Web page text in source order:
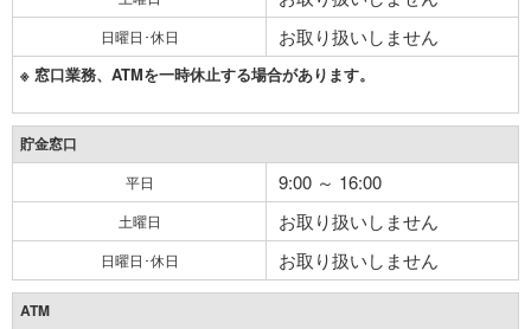
日曜日･休日 お取り扱いしません
※ 窓口業務、ATMを一時休止する場合があります。
貯金窓口
平日 9:00 ～ 16:00
土曜日 お取り扱いしません
日曜日･休日 お取り扱いしません
ATM